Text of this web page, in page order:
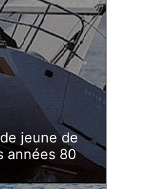
jeune de
années 80